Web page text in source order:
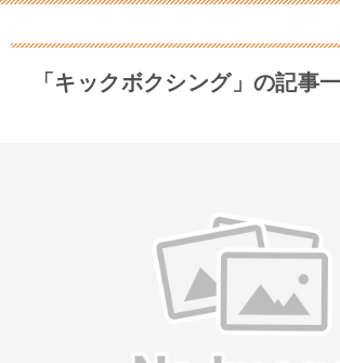
「キックボクシング」の記事